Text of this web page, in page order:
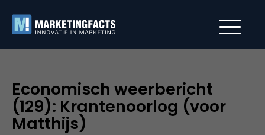
Economisch weerbericht
(129): Krantenoorlog (voor
Matthijs)